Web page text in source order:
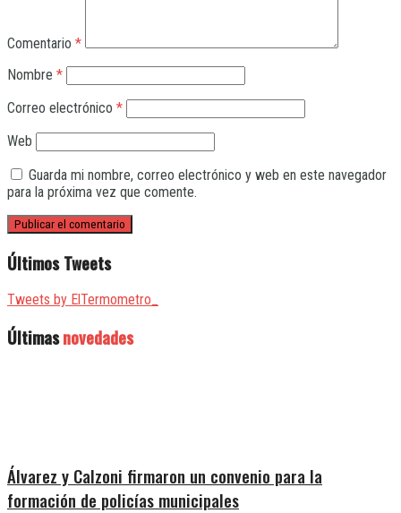
Comentario *
Nombre *
Correo electrónico *
Web
Guarda mi nombre, correo electrónico y web en este navegador
para la próxima vez que comente.
Últimos Tweets
Tweets by ElTermometro_
Últimasnovedades
Álvarez y Calzoni firmaron un convenio para la
formación de policías municipales